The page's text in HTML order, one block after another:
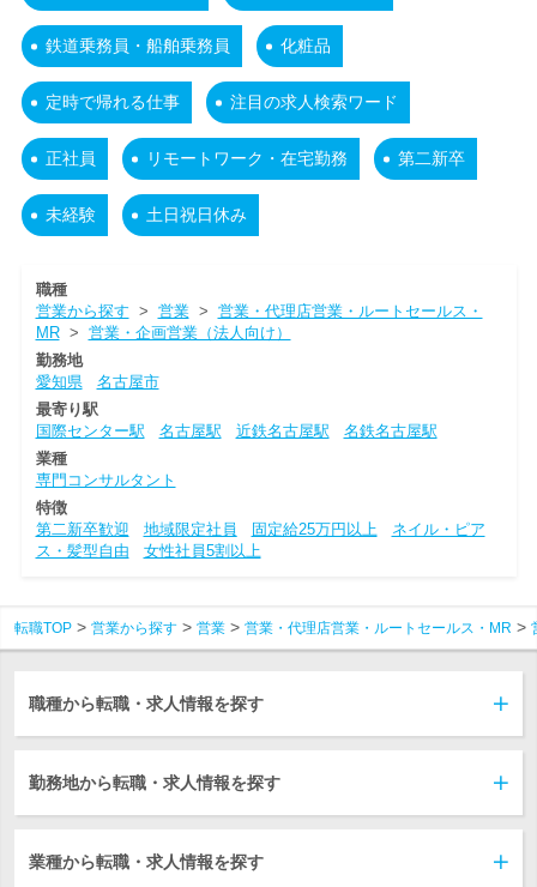
鉄道乗務員・船舶乗務員 化粧品
定時で帰れる仕事 注目の求人検索ワード
正社員 リモートワーク・在宅勤務 第二新卒
未経験 土日祝日休み
職種
営業から探す > 営業> 営業・代理店営業・ルートセールス・
MR> 営業・企画営業（法人向け）
勤務地
愛知県
名古屋市
最寄り駅
国際センター駅
名古屋駅 近鉄名古屋駅
名鉄名古屋駅
業種
専門コンサルタント
特徴
第二新卒歓迎
地域限定社員 固定給25万円以上
ネイル・ピア
ス・髪型自由
女性社員5割以上
転職TOP 営業から探す 営業 営業・代理店営業・ルートセールス・MR
職種から転職・求人情報を探す
勤務地から転職・求人情報を探す
業種から転職・求人情報を探す